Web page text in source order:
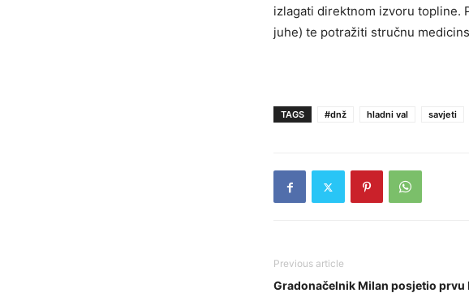
izlagati direktnom izvoru topline.
juhe) te potražiti stručnu
TAGS #dnž hladni val savjeti
Previous article
Gradonačelnik Milan posjetio prvu